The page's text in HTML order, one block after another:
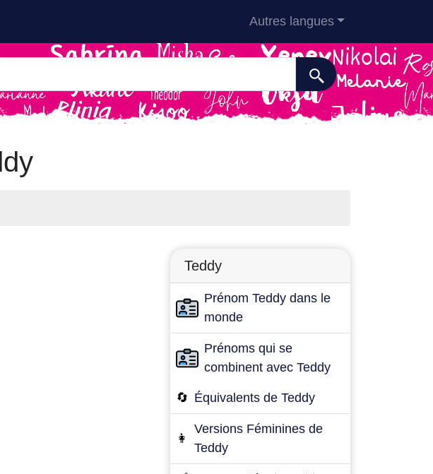
Autres langues
Teddy
Prénom Teddy dans le
monde
Prénoms qui se
combinent avec Teddy
🔄 Équivalents de Teddy
👩
Versions Féminines de
Teddy